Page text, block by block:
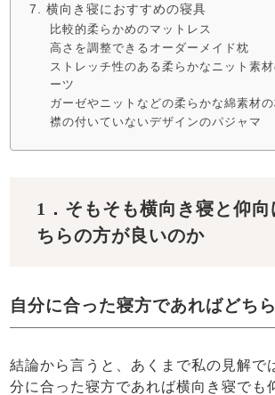
7. 横向き寝におすすめの寝具
比較的柔らかめのマットレス
高さを調整できるオーダーメイド枕
ストレッチ性のある柔らかなニット素
ーツ
ガーゼやニットなどの柔らかな綿素材
襟の付いていないデザインのパジャマ
1．そもそも横向き寝と仰
ちらの方が良いのか
自分に合った寝方であればどち
結論から言うと、あくまで私の見解で
分に合った寝方であれば横向き寝でも